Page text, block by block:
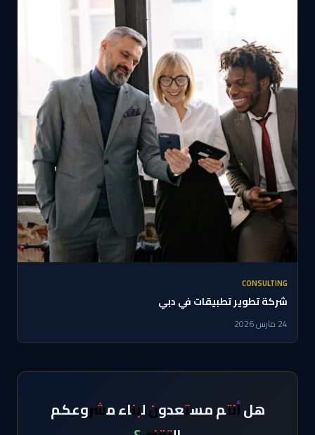
CONSULTING
شركة تطوير تطبيقات في دبي
24 مارس 2026
هل أنتم مستعدون لبناء مشروعكم